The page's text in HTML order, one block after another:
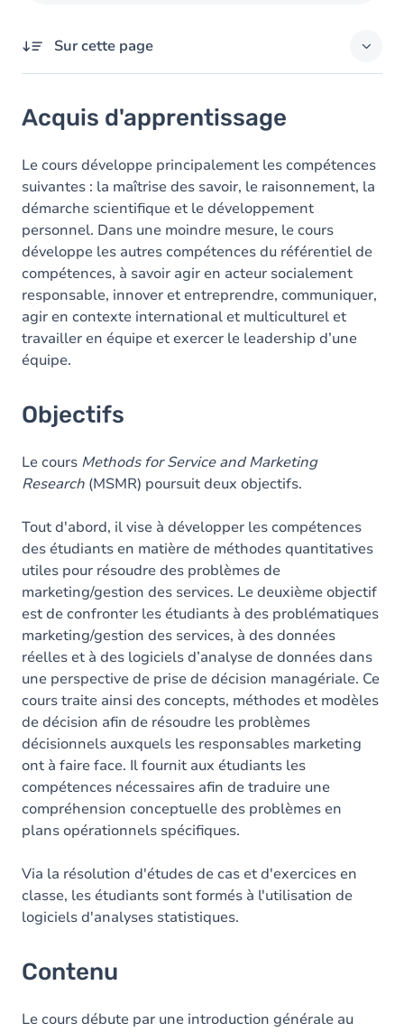
Sur cette page
Objectifs
Contenu
Acquis d'apprentissage
Le cours développe principalement les compétences
suivantes : la maîtrise des savoir, le raisonnement, la
démarche scientifique et le développement
personnel. Dans une moindre mesure, le cours
développe les autres compétences du référentiel de
compétences, à savoir agir en acteur socialement
responsable, innover et entreprendre, communiquer,
agir en contexte international et multiculturel et
travailler en équipe et exercer le leadership d’une
équipe.
Objectifs
Le cours Methods for Service and Marketing
Research (MSMR) poursuit deux objectifs.
Tout d'abord, il vise à développer les compétences
des étudiants en matière de méthodes quantitatives
utiles pour résoudre des problèmes de
marketing/gestion des services. Le deuxième objectif
est de confronter les étudiants à des problématiques
marketing/gestion des services, à des données
réelles et à des logiciels d’analyse de données dans
une perspective de prise de décision managériale. Ce
cours traite ainsi des concepts, méthodes et modèles
de décision afin de résoudre les problèmes
décisionnels auxquels les responsables marketing
ont à faire face. Il fournit aux étudiants les
compétences nécessaires afin de traduire une
compréhension conceptuelle des problèmes en
plans opérationnels spécifiques.
Via la résolution d'études de cas et d'exercices en
classe, les étudiants sont formés à l'utilisation de
logiciels d'analyses statistiques.
Contenu
Le cours débute par une introduction générale au